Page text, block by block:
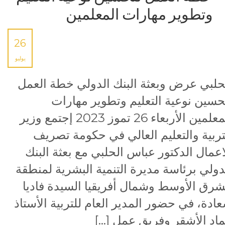
وتطوير مهارات المعلمين
26
يوليو
عرض وبعثة البنك الدولي خطة العمل
نوعية التعليم وتطوير مهارات
المعلمين الأربعاء 26 تموز 2023 إجتمع وزير
والتعليم العالي في حكومة تصريف
الدكتور عباس الحلبي مع بعثة البنك
برئاسة مديرة التنمية البشرية لمنطقة
الأوسط وشمال أفريقيا السيدة فاديا
في حضور المدير العام للتربية الأستاذ
الأشقر وفريق عمل […]